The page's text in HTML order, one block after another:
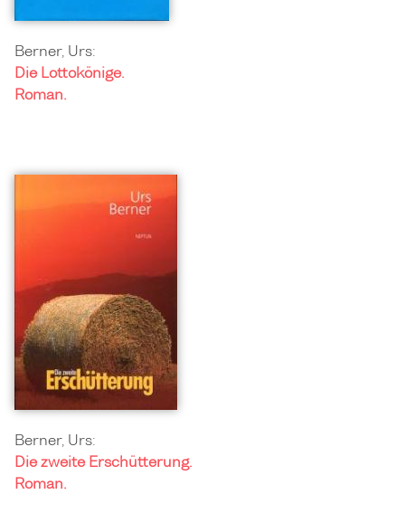
Berner, Urs:
Die Lottokönige.
Roman.
Berner, Urs:
Die zweite Erschütterung.
Roman.